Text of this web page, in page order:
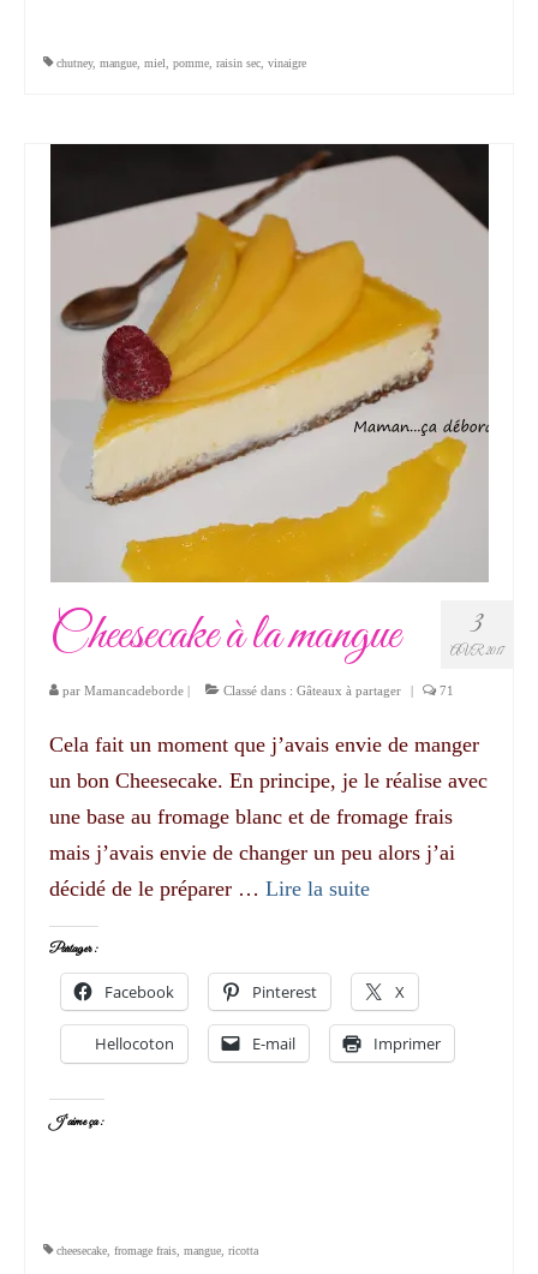
chutney, mangue miel pomme raisin sec vinaigre
3
AVR 2017
Cheesecake à la mangue
par Mamancadeborde | Classé dans : Gâteaux à partager | 71
Cela fait un moment que j’avais envie de manger
un bon Cheesecake. En principe, je le réalise avec
une base au fromage blanc et de fromage frais
mais j’avais envie de changer un peu alors j’ai
décidé de le préparer … Lire la suite­­
Partager :
Facebook Pinterest X
Hellocoton E-mail Imprimer
J’aime ça :
cheesecake fromage frais mangue ricotta